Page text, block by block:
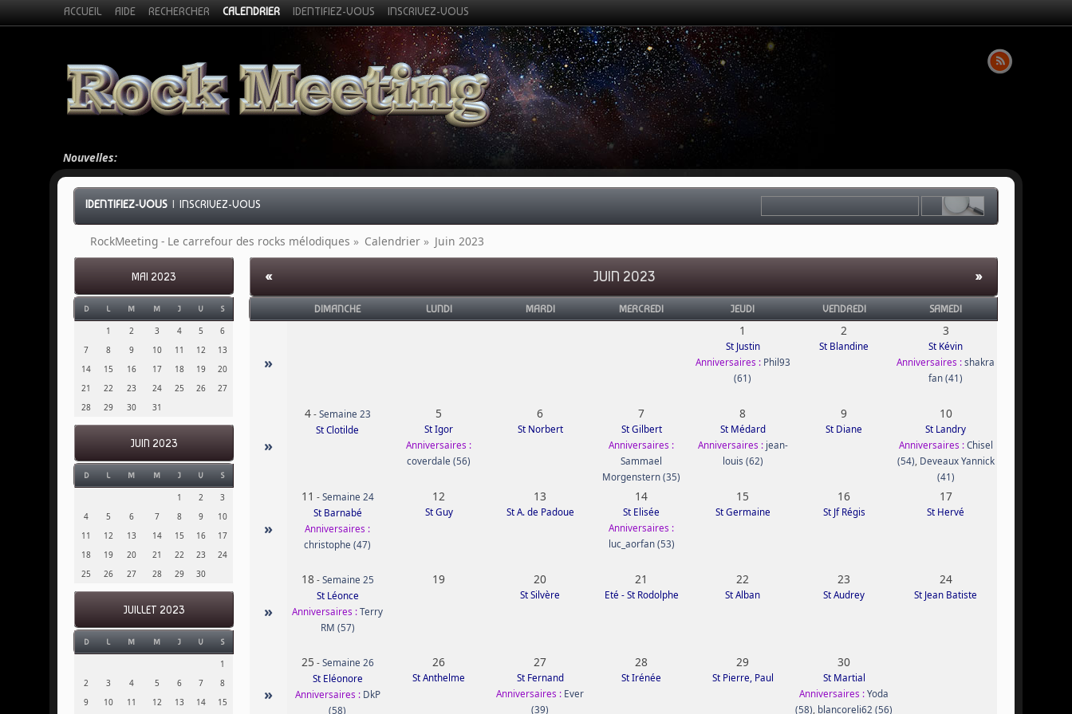
ACCUEIL AIDE RECHERCHER CALENDRIER IDENTIFIEZ-VOUS INSCRIVEZ-VOUS
Nouvelles:
IDENTIFIEZ-VOUS |INSCRIVEZ-VOUS
RockMeeting - Le carrefour des rocks mélodiques » Calendrier » Juin 2023
MAI 2023
D L M M J V S
1 2 3 4 5
6
7
8 9 10 11 12
13
14
15 16 17 18 19
20
21
22 23 24 25 26
27
28
29 30 31
JUIN 2023
D L M M J V S
1 2
3
4
5 6 7 8 9
10
11
12 13 14 15 16
17
18
19 20 21 22 23
24
25
26 27 28 29 30
JUILLET 2023
D L M M J V S
1
2
3 4 5 6 7
8
9
10 11 12 13 14 15
« »
JUIN 2023
DIMANCHE LUNDI MARDI MERCREDI JEUDI VENDREDI SAMEDI
»
1
St Justin
Anniversaires : Phil93
(61)
2
St Blandine
3
St Kévin
Anniversaires : shakra
fan (41)
»
4- Semaine 23
St Clotilde
5
St Igor
Anniversaires :
coverdale (56)
6
St Norbert
7
St Gilbert
Anniversaires :
Sammael
Morgenstern (35)
8
St Médard
Anniversaires : jean-
louis (62)
9
St Diane
10
St Landry
Anniversaires : Chisel
(54) Deveaux Yannick
(41)
»
11 - Semaine 24
St Barnabé
Anniversaires :
christophe (47)
12
St Guy
13
St A. de Padoue
14
St Elisée
Anniversaires :
luc_aorfan (53)
15
St Germaine
16
St Jf Régis
17
St Hervé
»
18 - Semaine 25
St Léonce
Anniversaires : Terry
RM (57)
19 20
St Silvère
21
Eté - St Rodolphe
22
St Alban
23
St Audrey
24
St Jean Batiste
»
25 - Semaine 26
St Eléonore
Anniversaires : DkP
(58)
26
St Anthelme
27
St Fernand
Anniversaires : Ever
(39)
28
St Irénée
29
St Pierre, Paul
30
St Martial
Anniversaires : Yoda
(58) blancoreli62 (56)